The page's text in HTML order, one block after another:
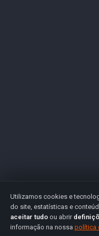
Utilizamos cookies e
do site, estatísticas e
aceitar tudo ou abrir
informação na nossa política